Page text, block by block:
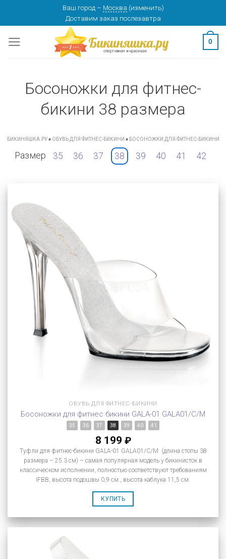
content
Ваш город – Москва (изменить)
Доставим заказ послезавтра
0
Босоножки для фитнес-
бикини 38 размера
БИКИНЯШКА.РУ» ОБУВЬ ДЛЯ ФИТНЕС-БИКИНИ » БОСОНОЖКИ ДЛЯ ФИТНЕС-БИКИНИ
Размер 35 36 37 38 39 40 41 42
ОБУВЬ ДЛЯ ФИТНЕС-БИКИНИ
Босоножки для фитнес бикини GALA-01 GALA01/C/M
35 36 37 38 39 40 41
8 199 ₽
Туфли для фитнес-бикини GALA-01 GALA01/C/M (длина стопы 38
размера – 25.3 см) – самая популярная модель у бикинисток в
классическом исполнении, полностью соответствуют требованиям
IFBB, высота подошвы 0,9 см., высота каблука 11,5 см.
КУПИТЬ